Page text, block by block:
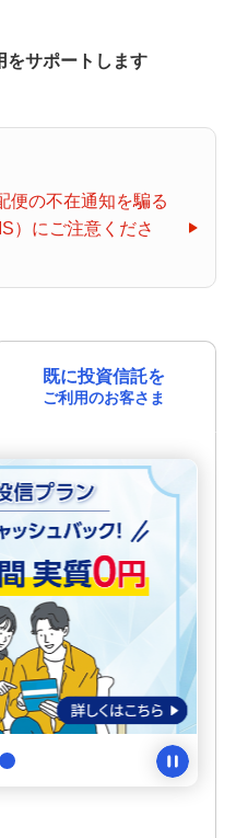
申込サービス
て冷静に考える
ジュニアNISA残高およ
ちのお客さまへ】2025年
るお知らせ
数料割引のお知らせ
をサポートします
便の不在通知を騙る
）にご注意くださ
既に投資信託を
ご利用のお客さま